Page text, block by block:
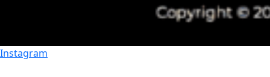
Instagram